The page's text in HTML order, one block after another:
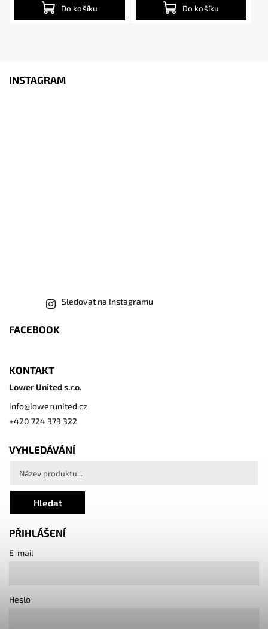
Do košíku Do košíku
INSTAGRAM
Sledovat na Instagramu
FACEBOOK
KONTAKT
Lower United s.r.o.
info@lowerunited.cz
+420 724 373 322
VYHLEDÁVÁNÍ
Hledat
PŘIHLÁŠENÍ
E-mail
Heslo